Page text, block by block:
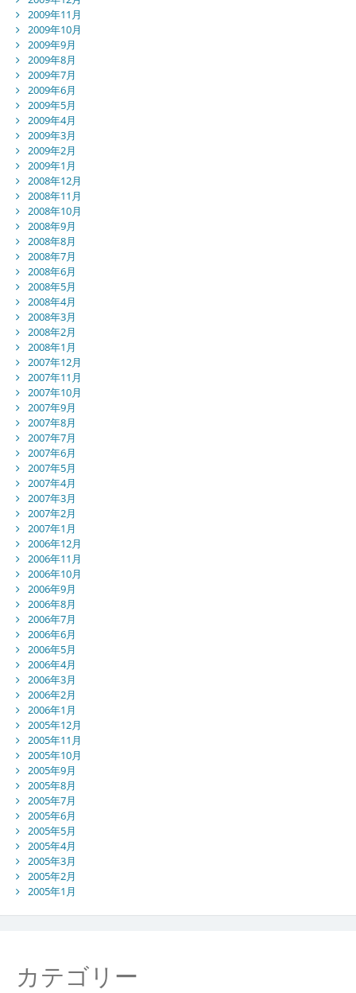
2009年11月
2009年10月
2009年9月
2009年8月
2009年7月
2009年6月
2009年5月
2009年4月
2009年3月
2009年2月
2009年1月
2008年12月
2008年11月
2008年10月
2008年9月
2008年8月
2008年7月
2008年6月
2008年5月
2008年4月
2008年3月
2008年2月
2008年1月
2007年12月
2007年11月
2007年10月
2007年9月
2007年8月
2007年7月
2007年6月
2007年5月
2007年4月
2007年3月
2007年2月
2007年1月
2006年12月
2006年11月
2006年10月
2006年9月
2006年8月
2006年7月
2006年6月
2006年5月
2006年4月
2006年3月
2006年2月
2006年1月
2005年12月
2005年11月
2005年10月
2005年9月
2005年8月
2005年7月
2005年6月
2005年5月
2005年4月
2005年3月
2005年2月
2005年1月
カテゴリー